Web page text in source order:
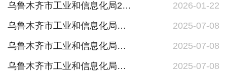
乌鲁木齐市工业和信息化局2025年度政府信息公开工作年度报告
2026-01-22
乌鲁木齐市工业和信息化局权责清单（其他行政权力类）
2025-07-08
乌鲁木齐市工业和信息化局权责清单（行政检查类）
2025-07-08
乌鲁木齐市工业和信息化局权责清单（行政处罚类）
2025-07-08